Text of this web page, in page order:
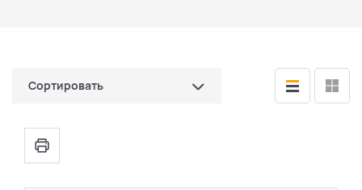
Сортировать
по цене (сначала дешевые)
по цене (сначала дорогие)